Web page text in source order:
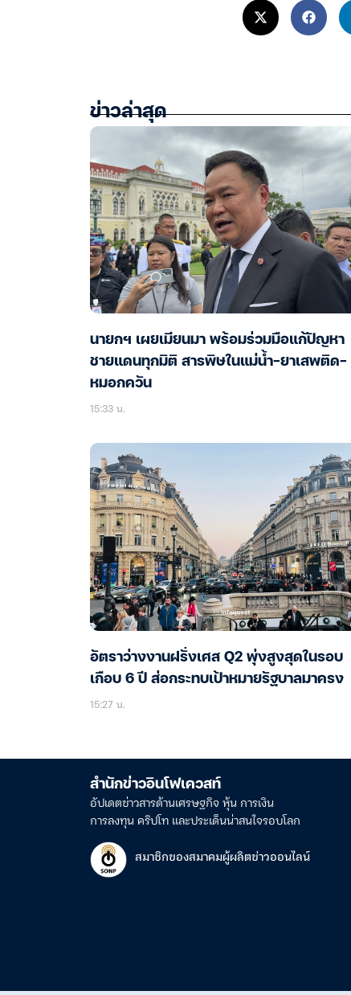
ข่าวล่าสุด
นายกฯ เผยเมียนมา พร้อมร่วมมือแก้ปัญหา
ชายแดนทุกมิติ สารพิษในแม่น้ำ-ยาเสพติด-
หมอกควัน
15:33 น.
อัตราว่างงานฝรั่งเศส Q2 พุ่งสูงสุดในรอบ
เกือบ 6 ปี ส่อกระทบเป้าหมายรัฐบาลมาครง
15:27 น.
สำนักข่าวอินโฟเควสท์
อัปเดตข่าวสารด้านเศรษฐกิจ หุ้น การเงิน
การลงทุน คริปโท และประเด็นน่าสนใจรอบโลก
สมาชิกของสมาคมผู้ผลิตข่าวออนไลน์